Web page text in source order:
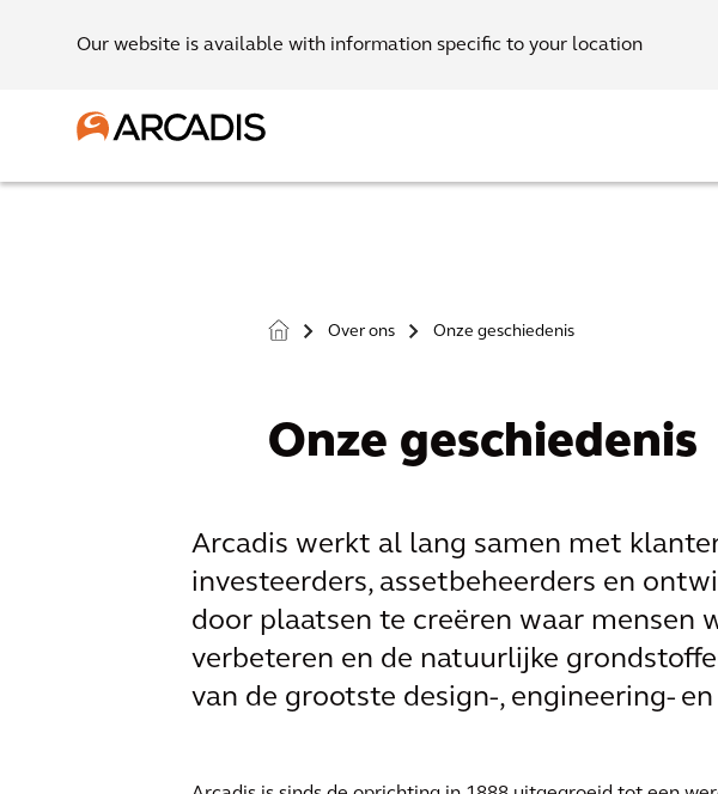
Our website is available with information specific to your location
> Over ons > Onze geschiedenis
Onze geschiedenis
‌Arcadis werkt al lang samen met
investeerders, assetbeheerders en
door plaatsen te creëren waar mensen
verbeteren en de natuurlijke
van de grootste design-, engineering-